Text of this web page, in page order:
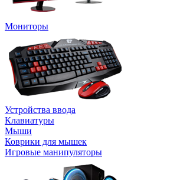
Мониторы
Устройства ввода
Клавиатуры
Мыши
Коврики для мышек
Игровые манипуляторы